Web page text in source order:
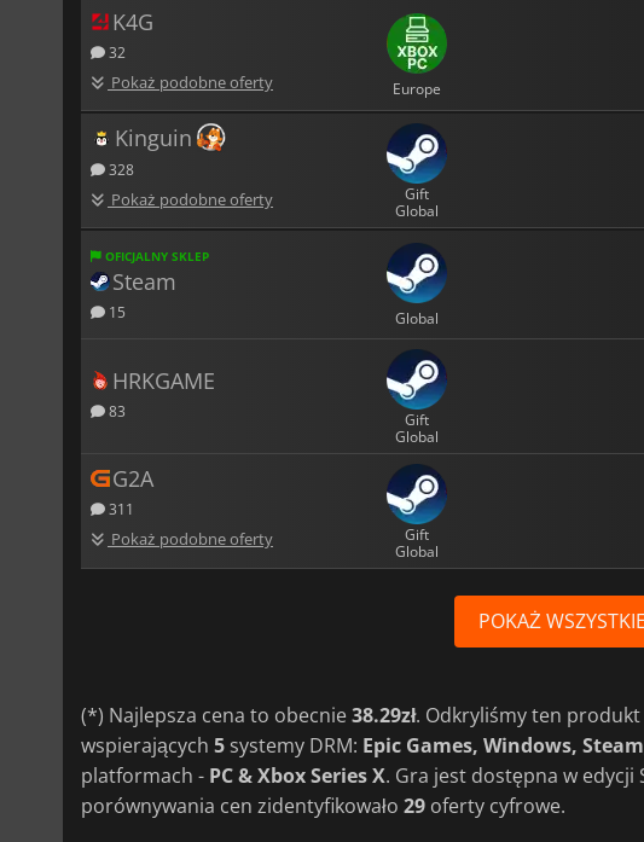
K4G
32
Pokaż podobne oferty Europe
Kinguin
328
Pokaż podobne oferty
Gift
Global
OFICJALNY SKLEP
Steam
15 Global
HRKGAME
83
Gift
Global
G2A
311
Pokaż podobne oferty
Gift
Global
POKAŻ WSZYSTKIE
(*) Najlepsza cena to obecnie38.29zł. Odkryliśmy ten
wspierających 5 systemy DRM: Epic Games, Windows,
platformach - PC & Xbox Series X. Gra jest dostępna w
porównywania cen zidentyfikowało 29 oferty cyfrowe.